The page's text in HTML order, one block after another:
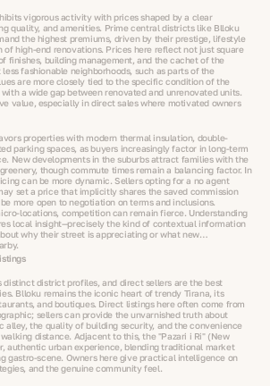
vigorous activity with prices shaped by a clear
quality, and amenities. Prime central districts like Blloku
the highest premiums, driven by their prestige, lifestyle
high-end renovations. Prices here reflect not just square
finishes, building management, and the cachet of the
fashionable neighborhoods, such as parts of the
are more closely tied to the specific condition of the
a wide gap between renovated and unrenovated units.
value, especially in direct sales where motivated owners
properties with modern thermal insulation, double-
parking spaces, as buyers increasingly factor in long-term
New developments in the suburbs attract families with the
though commute times remain a balancing factor. In
can be more dynamic. Sellers opting for a no agent
set a price that implicitly shares the saved commission
more open to negotiation on terms and inclusions.
locations, competition can remain fierce. Understanding
local insight—precisely the kind of contextual information
why their street is appreciating or what new
distinct district profiles, and direct sellers are the best
Blloku remains the iconic heart of trendy Tirana, its
and boutiques. Direct listings here often come from
sellers can provide the unvarnished truth about
alley, the quality of building security, and the convenience
distance. Adjacent to this, the "Pazari i Ri" (New
authentic urban experience, blending traditional market
gastro-scene. Owners here give practical intelligence on
and the genuine community feel.